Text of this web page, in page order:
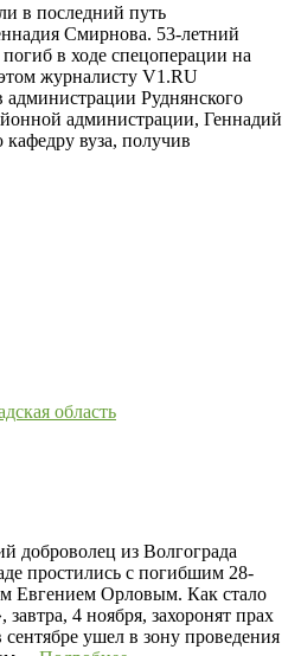
в последний путь
Смирнова. 53-летний
в ходе спецоперации на
журналисту V1.RU
Руднянского
администрации, Геннадий
вуза, получив
область
доброволец из Волгограда
простились с погибшим 28-
Евгением Орловым. Как стало
4 ноября, захоронят прах
ушел в зону проведения